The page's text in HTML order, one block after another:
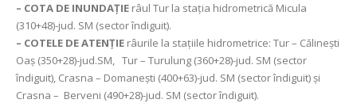
– COTA DE INUNDAȚIE râul Tur la stația hidrometrică Micula
(310+48)-jud. SM (sector îndiguit).
– COTELE DE ATENȚIE râurile la stațiile hidrometrice: Tur – Călineşti
Oaş (350+28)-jud.SM, Tur – Turulung (360+28)-jud. SM (sector
îndiguit), Crasna – Domanești (400+63)-jud. SM (sector îndiguit) şi
Crasna – Berveni (490+28)-jud. SM (sector îndiguit).